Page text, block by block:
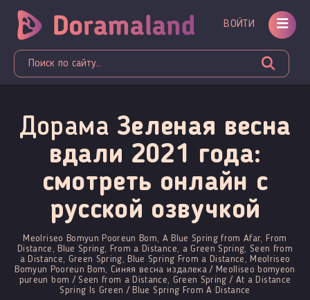
ВОЙТИ
Дорама Зеленая весна
вдали 2021 года:
смотреть онлайн c
русской озвучкой
Meolriseo Bomyun Pooreun Bom, A Blue Spring from Afar, From
Distance, Blue Spring, From a Distance, a Green Spring, Seen from
a Distance, Green Spring, Blue Spring From a Distance, Meolriseo
Bomyun Pooreun Bom, Синяя весна издалека / Meolliseo bomyeon
pureun bom / Seen from a Distance, Green Spring / At a Distance
Spring Is Green / Blue Spring From A Distance